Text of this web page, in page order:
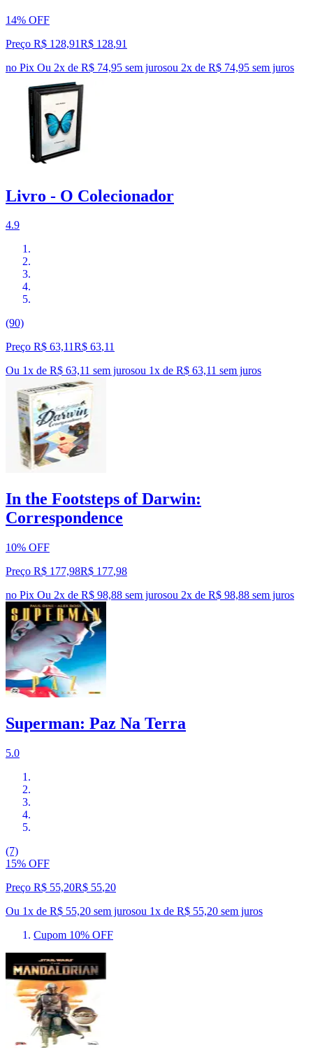
14% OFF
Preço R$ 128,91R$ 128,91
no Pix Ou 2x de R$ 74,95 sem jurosou 2x de R$ 74,95 sem juros
Livro - O Colecionador
4.9
(90)
Preço R$ 63,11R$ 63,11
Ou 1x de R$ 63,11 sem jurosou 1x de R$ 63,11 sem juros
In the Footsteps of Darwin:
Correspondence
10% OFF
Preço R$ 177,98R$ 177,98
no Pix Ou 2x de R$ 98,88 sem jurosou 2x de R$ 98,88 sem juros
Superman: Paz Na Terra
5.0
(7)
15% OFF
Preço R$ 55,20R$ 55,20
Ou 1x de R$ 55,20 sem jurosou 1x de R$ 55,20 sem juros
Cupom 10% OFF